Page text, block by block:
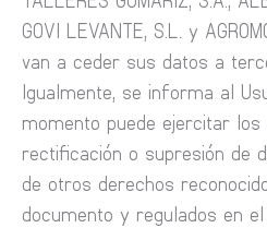
GOVI LEVANTE, S.L. y
van a ceder sus datos a
Igualmente, se informa al
momento puede ejercitar
rectificación o supresión de
de otros derechos
documento y regulados en